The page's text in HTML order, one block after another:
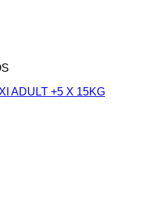
ADULT +5 X 15KG